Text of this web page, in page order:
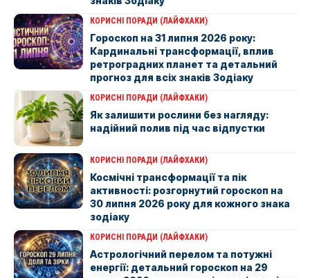
КОРИСНІ ПОРАДИ (ЛАЙФХАКИ)
Гороскоп на 31 липня 2026 року:
Кардинальні трансформації, вплив
ретроградних планет та детальний
прогноз для всіх знаків Зодіаку
КОРИСНІ ПОРАДИ (ЛАЙФХАКИ)
Як залишити рослини без нагляду:
надійний полив під час відпустки
КОРИСНІ ПОРАДИ (ЛАЙФХАКИ)
Космічні трансформації та пік
активності: розгорнутий гороскоп на
30 липня 2026 року для кожного знака
зодіаку
КОРИСНІ ПОРАДИ (ЛАЙФХАКИ)
Астрологічний перелом та потужні
енергії: детальний гороскоп на 29